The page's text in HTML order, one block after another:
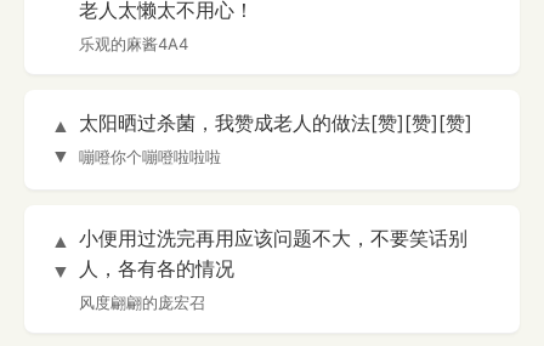
老人太懒太不用心！
乐观的麻酱4A4
▲
▼
太阳晒过杀菌，我赞成老人的做法[赞][赞][赞]
嘣噔你个嘣噔啦啦啦
▲
▼
小便用过洗完再用应该问题不大，不要笑话别
人，各有各的情况
风度翩翩的庞宏召